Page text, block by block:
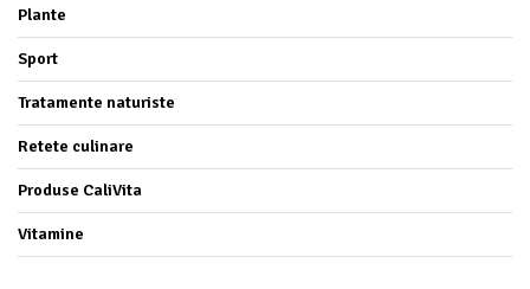
Plante
Sport
Tratamente naturiste
Retete culinare
Produse CaliVita
Vitamine